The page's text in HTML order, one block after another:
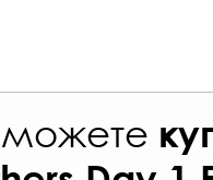
можете